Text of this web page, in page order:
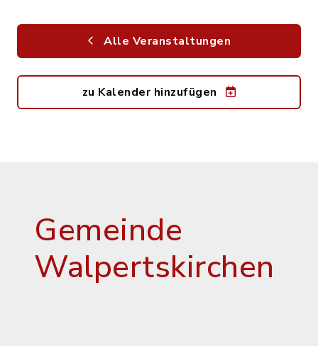
Alle Veranstaltungen
zu Kalender hinzufügen
Gemeinde
Walpertskirchen